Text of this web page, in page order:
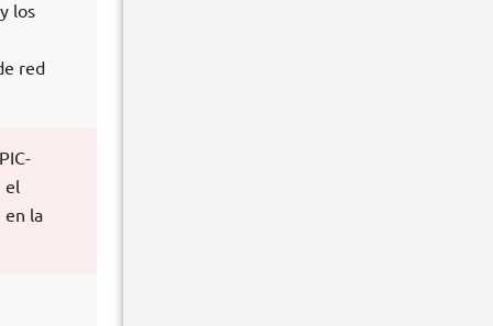
los
red
el
en la